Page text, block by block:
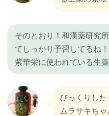
そのとおり！和漢薬研究
てしっかり予習してるね！
紫華栄に使われている生薬
びっくりした
ムラサキち